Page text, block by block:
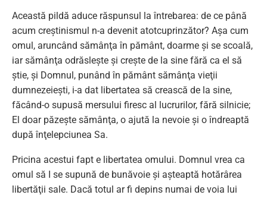
Această pildă aduce răspunsul la întrebarea: de ce până
acum creştinismul n-a devenit atotcuprinzător? Aşa cum
omul, aruncând sămânţa în pământ, doarme şi se scoală,
iar sămânţa odrăsleşte şi creşte de la sine fără ca el să
ştie, şi Domnul, punând în pământ sămânţa vieţii
dumnezeieşti, i-a dat libertatea să crească de la sine,
făcând-o supusă mersului firesc al lucrurilor, fără silnicie;
El doar păzeşte sămânţa, o ajută la nevoie şi o îndreaptă
după înţelepciunea Sa.
Pricina acestui fapt e libertatea omului. Domnul vrea ca
omul să I se supună de bunăvoie şi aşteaptă hotărârea
libertăţii sale. Dacă totul ar fi depins numai de voia lui